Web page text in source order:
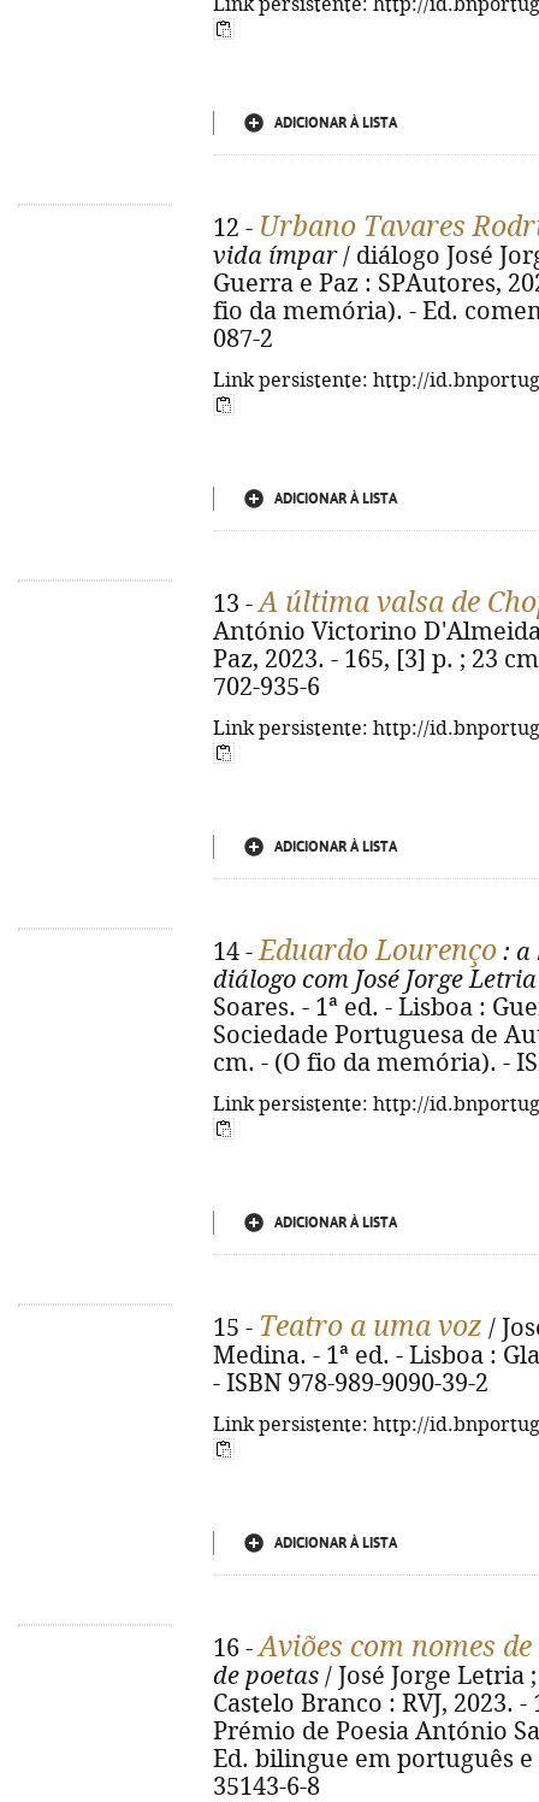
Link persistente: http://
ADICIONAR À LISTA
12 - Urbano Tavares
vida ímpar/ diálogo José
Guerra e Paz : SPAutores,
fio da memória). - Ed.
087-2
Link persistente: http://
ADICIONAR À LISTA
13 -A última valsa de
António Victorino
Paz, 2023. - 165, [3] p. ; 23
702-935-6
Link persistente: http://
ADICIONAR À LISTA
14 -Eduardo Lourenço : a
diálogo com José Jorge Letria
Soares. - 1ª ed. - Lisboa :
Sociedade Portuguesa de
cm. - (O fio da memória). -
Link persistente: http://
ADICIONAR À LISTA
15 - Teatro a uma voz /
Medina. - 1ª ed. - Lisboa :
- ISBN 978-989-9090-39-2
Link persistente: http://
ADICIONAR À LISTA
16 -Aviões com nomes de
de poetas / José Jorge
Castelo Branco : RVJ, 2023.
Prémio de Poesia António
Ed. bilingue em português e
35143-6-8